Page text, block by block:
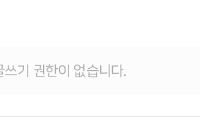
쓰기 권한이 없습니다.